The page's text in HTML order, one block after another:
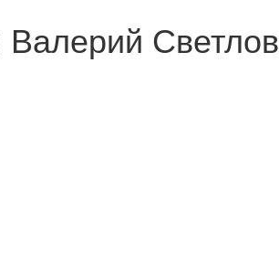
Валерий Светлов